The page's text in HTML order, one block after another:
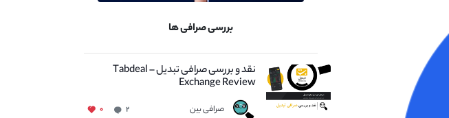
بررسی صرافی ها
نقد و بررسی صرافی تبدیل – Tabdeal
Exchange Review
صرافی بین ۲ ۰